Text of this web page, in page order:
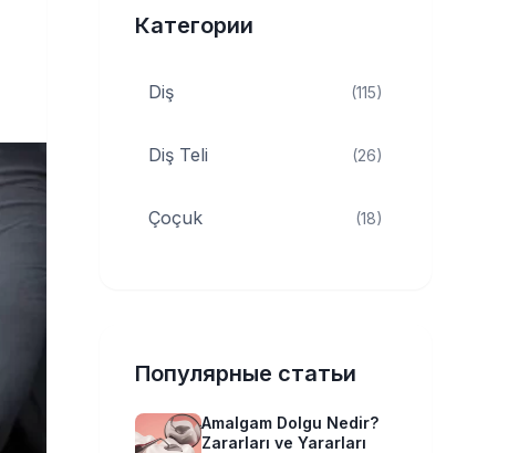
Категории
Diş (115)
Diş Teli (26)
Çoçuk (18)
Популярные статьи
Amalgam Dolgu Nedir?
Zararları ve Yararları